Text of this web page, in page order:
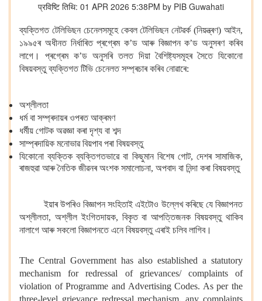
प्रविष्टि तिथि: 01 APR 2026 5:38PM by PIB Guwahati
ব্যক্তিগত টেলিভিছন চেনেলসমূহে কেবল টেলিভিছন নেটৱৰ্ক (নিয়ন্ত্ৰণ) আইন,
১৯৯৫ৰ অধীনত নিৰ্ধাৰিত প্ৰগ্ৰেম ক’ড আৰু বিজ্ঞাপন ক’ড অনুসৰণ কৰিব
লাগে। প্ৰগ্ৰেম ক’ড অনুসৰি তলত দিয়া বৈশিষ্ট্যসমূহৰ সৈতে যিকোনো
বিষয়বস্তু ব্যক্তিগত টিভি চেনেলত সম্প্ৰচাৰ কৰিব নোৱাৰে:
অশ্লীলতা
ধৰ্ম বা সম্প্ৰদায়ৰ ওপৰত আক্ৰমণ
ধৰ্মীয় গোটক অৱজ্ঞা কৰা দৃশ্য বা শব্দ
সাম্প্ৰদায়িক মনোভাৱ বিয়পাব পৰা বিষয়বস্তু
যিকোনো ব্যক্তিক ব্যক্তিগতভাৱে বা কিছুমান বিশেষ গোট, দেশৰ সামাজিক,
ৰাজহুৱা আৰু নৈতিক জীৱনৰ অংশক সমালোচনা, অপবাদ বা নিন্দা কৰা বিষয়বস্তু
ইয়াৰ উপৰিও বিজ্ঞাপন সংহিতাই এইটোও উল্লেখ কৰিছে যে বিজ্ঞাপনত
অশ্লীলতা, অশ্লীল ইংগিতদায়ক, বিকৃত বা আপত্তিজনক বিষয়বস্তু থাকিব
নালাগে আৰু সকলো বিজ্ঞাপনতে এনে বিষয়বস্তু এৰাই চলিব লাগিব।
The Central Government has also established a statutory
mechanism for redressal of grievances/ complaints of
violation of Programme and Advertising Codes. As per the